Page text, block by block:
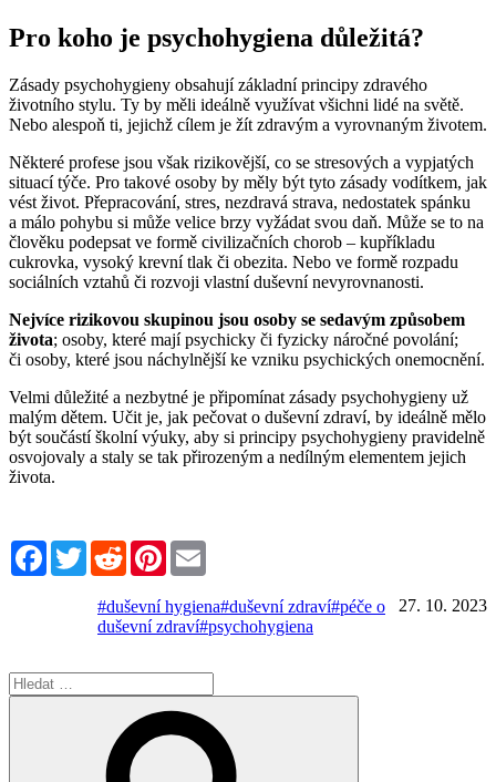
Pro koho je psychohygiena důležitá?
Zásady psychohygieny obsahují základní principy zdravého
životního stylu. Ty by měli ideálně využívat všichni lidé na světě.
Nebo alespoň ti, jejichž cílem je žít zdravým a vyrovnaným životem.
Některé profese jsou však rizikovější, co se stresových a vypjatých
situací týče. Pro takové osoby by měly být tyto zásady vodítkem, jak
vést život. Přepracování, stres, nezdravá strava, nedostatek spánku
a málo pohybu si může velice brzy vyžádat svou daň. Může se to na
člověku podepsat ve formě civilizačních chorob – kupříkladu
cukrovka, vysoký krevní tlak či obezita. Nebo ve formě rozpadu
sociálních vztahů či rozvoji vlastní duševní nevyrovnanosti.
Nejvíce rizikovou skupinou jsou osoby se sedavým způsobem
života; osoby, které mají psychicky či fyzicky náročné povolání;
či osoby, které jsou náchylnější ke vzniku psychických onemocnění.
Velmi důležité a nezbytné je připomínat zásady psychohygieny už
malým dětem. Učit je, jak pečovat o duševní zdraví, by ideálně mělo
být součástí školní výuky, aby si principy psychohygieny pravidelně
osvojovaly a staly se tak přirozeným a nedílným elementem jejich
života.
FacebookTwitterRedditPinterest
27. 10. 2023
#duševní hygiena#duševní zdraví#péče o
duševní zdraví#psychohygiena
Hledat: